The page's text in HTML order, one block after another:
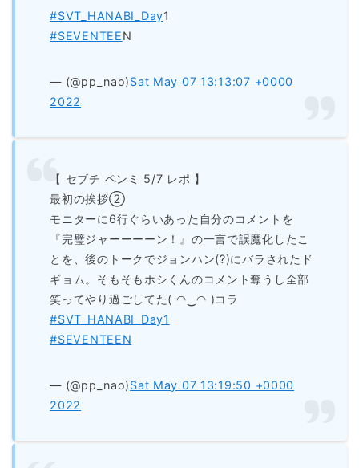
#SVT_HANABI_Day1
#SEVENTEEN
— (@pp_nao)Sat May 07 13:13:07 +0000
2022
【 セブチ ペンミ 5/7 レポ 】
最初の挨拶②
モニターに6行ぐらいあった自分のコメントを
『完璧ジャーーーーン！』の一言で誤魔化したこ
とを、後のトークでジョンハン(?)にバラされたド
ギョム。そもそもホシくんのコメント奪うし全部
笑ってやり過ごしてた( ◠‿◠ )コラ
#SVT_HANABI_Day1
#SEVENTEEN
— (@pp_nao)Sat May 07 13:19:50 +0000
2022